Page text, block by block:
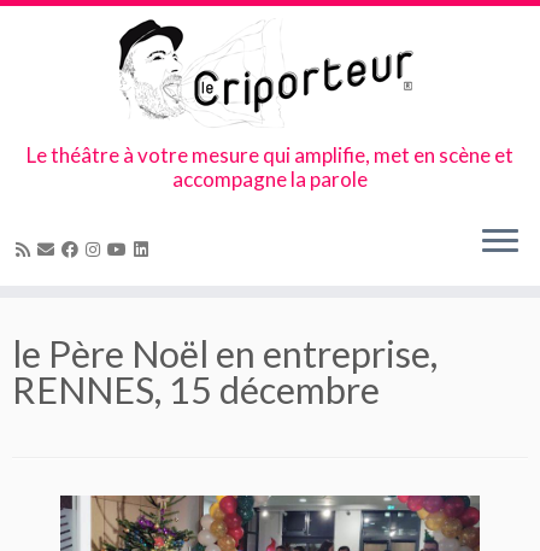
content
Le théâtre à votre mesure qui amplifie, met en scène et
accompagne la parole
le Père Noël en entreprise,
RENNES, 15 décembre